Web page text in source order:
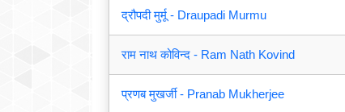
द्रौपदी मुर्मू - Draupadi Murmu
राम नाथ कोविन्द - Ram Nath Kovind
प्रणब मुखर्जी - Pranab Mukherjee